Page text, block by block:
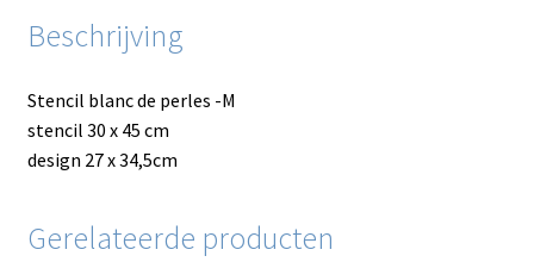
Beschrijving
Stencil blanc de perles -M
stencil 30 x 45 cm
design 27 x 34,5cm
Gerelateerde producten